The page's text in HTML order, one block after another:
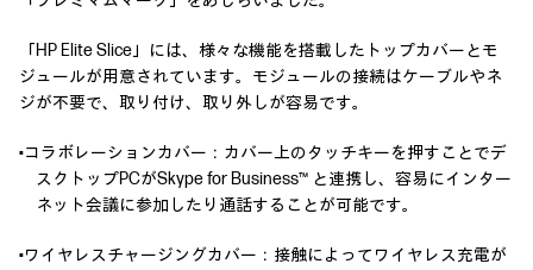
「HP Elite Slice」には、様々な機能を搭載したトップカバーとモ
ジュールが用意されています。モジュールの接続はケーブルやネ
ジが不要で、取り付け、取り外しが容易です。
•コラボレーションカバー：カバー上のタッチキーを押すことでデ
スクトップPCがSkype for Business™ と連携し、容易にインター
ネット会議に参加したり通話することが可能です。
•ワイヤレスチャージングカバー：接触によってワイヤレス充電が